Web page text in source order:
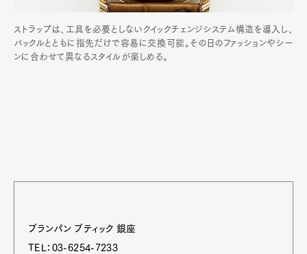
ストラップは、工具を必要としないクイックチェンジシステム構造を導入し、
バックルとともに指先だけで容易に交換可能。その日のファッションやシー
ンに合わせて異なるスタイルが楽しめる。
ブランパン ブティック 銀座
TEL：03-6254-7233